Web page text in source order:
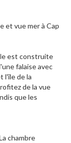
et vue mer à Cap
est construite
falaise avec
l'île de la
de la vue
que les
chambre